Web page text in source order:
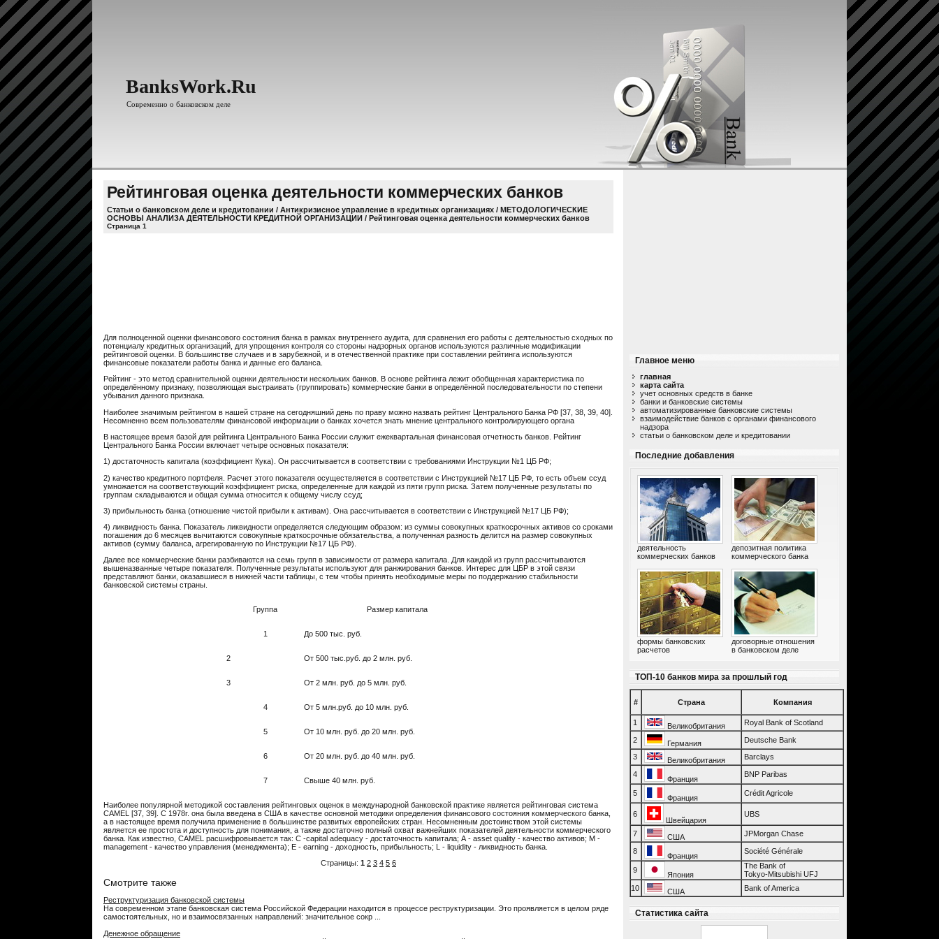
BanksWork.Ru
Современно о банковском деле
Главное меню
главная
карта сайта
учет основных средств в банке
банки и банковские системы
автоматизированные банковские системы
взаимодействие банков с органами финансового
надзора
статьи о банковском деле и кредитовании
Последние добавления
деятельность
коммерческих банков
депозитная политика
коммерческого банка
формы банковских
расчетов
договорные отношения
в банковском деле
ТОП-10 банков мира за прошлый год
# Страна Компания
1 Великобритания Royal Bank of Scotland
2 Германия
Deutsche Bank
3
Великобритания Barclays
4
Франция
BNP Paribas
5
Франция
Crédit Agricole
6
Швейцария
UBS
7 США JPMorgan Chase
8
Франция
Société Générale
9
Япония
The Bank of
Tokyo-Mitsubishi UFJ
10
США Bank of America
Статистика сайта
Рейтинговая оценка деятельности коммерческих банков
Статьи о банковском деле и кредитовании / Антикризисное управление в кредитных организациях / МЕТОДОЛОГИЧЕСКИЕ
ОСНОВЫ АНАЛИЗА ДЕЯТЕЛЬНОСТИ КРЕДИТНОЙ ОРГАНИЗАЦИИ / Рейтинговая оценка деятельности коммерческих банков
Страница 1
Для полноценной оценки финансового состояния банка в рамках внутреннего аудита, для сравнения его работы с деятельностью сходных по
потенциалу кредитных организаций, для упрощения контроля со сто­роны надзорных органов используются различные модификации
рейтинговой оценки. В большинстве случаев и в зарубежной, и в отечественной практике при составлении рейтинга используются
финансовые показа­тели работы банка и данные его баланса.
Рейтинг - это метод сравнительной оценки деятельности нескольких банков. В основе рейтинга лежит обобщенная характеристика по
определённому признаку, позволяющая выстраивать (группировать) коммерческие банки в определённой последовательности по степени
убывания данного признака.
Наиболее значимым рейтингом в нашей стране на сегодняшний день по праву можно назвать рейтинг Центрального Банка РФ [37, 38, 39, 40].
Несомненно всем пользователям финансовой информации о банках хочется знать мнение центрального контролирующего органа
В настоящее время базой для рейтинга Центрального Банка России служит ежеквартальная финансовая отчетность банков. Рейтинг
Центрального Банка России включает четыре основных показателя:
1) достаточность капитала (коэффициент Кука). Он рассчитывается в соответствии с требованиями Инструкции №1 ЦБ РФ;
2) качество кредитного портфеля. Расчет этого показателя осуществляется в соответствии с Инструкцией №17 ЦБ РФ, то есть объем ссуд
умножается на соответствующий коэффициент риска, определенные для каждой из пяти групп риска. Затем полученные результаты по
группам складываются и общая сумма относится к общему числу ссуд;
3) прибыльность банка (отношение чистой прибыли к активам). Она рассчитывается в соответствии с Инструкцией №17 ЦБ РФ);
4) ликвидность банка. Показатель ликвидности определяется следующим образом: из суммы совокупных краткосрочных активов со сроками
погашения до 6 месяцев вычитаются совокупные краткосрочные обязательства, а полученная разность делится на размер совокупных
активов (сумму баланса, агрегированную по Инструкции №17 ЦБ РФ).
Далее все коммерческие банки разбиваются на семь групп в зависимости от размера капитала. Для каждой из групп рассчитываются
вышеназванные четыре показателя. Полученные результаты используют для ранжирования банков. Интерес для ЦБР в этой связи
представляют банки, оказавшиеся в нижней части таблицы, с тем чтобы принять необходимые меры по поддержанию стабильности
банковской системы страны.
Группа Размер капитала
1 До 500 тыс. руб.
2 От 500 тыс.руб. до 2 млн. руб.
3 От 2 млн. руб. до 5 млн. руб.
4 От 5 млн.руб. до 10 млн. руб.
5 От 10 млн. руб. до 20 млн. руб.
6 От 20 млн. руб. до 40 млн. руб.
7 Свыше 40 млн. руб.
Наиболее популярной методикой составления рейтинговых оценок в международной банковской практике является рейтинговая система
CAMEL [37, 39]. С 1978г. она была введена в США в качестве основной методики определения финансового состояния коммерческого банка,
а в настоящее время по­лучила применение в большинстве развитых европейских стран. Несом­ненным достоинством этой системы
является ее простота и доступность для понимания, а также достаточно полный охват важнейших показате­лей деятельности коммерческого
банка. Как известно, CAMEL расшифровывается так: С -capital adequacy - достаточность капитала; А - asset quality - качество активов; М -
management - качество управления (менеджмента); Е - earning - доходность, прибыльность; L - liquidity - ликвидность банка.
Страницы: 1 2 3 4 5 6
Смотрите также
Реструктуризация банковской системы
На современном этапе банковская система Российской Федерации находится в процессе реструктуризации. Это проявляется в целом ряде
самостоятельных, но и взаимосвязанных направлений: значительное сокр ...
Денежное обращение